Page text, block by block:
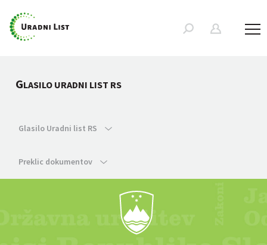
GLASILO URADNI LIST RS
Glasilo Uradni list RS
Preklic dokumentov